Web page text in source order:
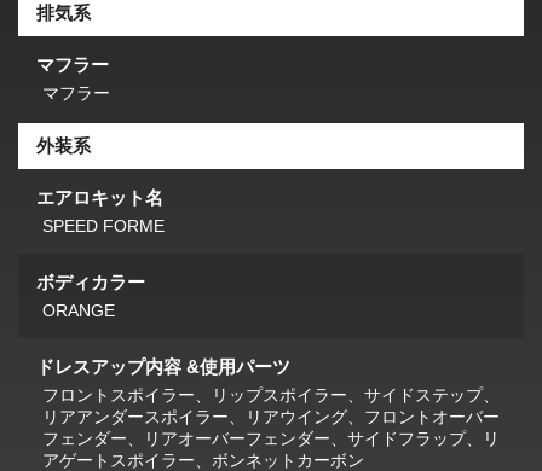
排気系
マフラー
マフラー
外装系
エアロキット名
SPEED FORME
ボディカラー
ORANGE
ドレスアップ内容 &使用パーツ
フロントスポイラー、リップスポイラー、サイドステップ、
リアアンダースポイラー、リアウイング、フロントオーバー
フェンダー、リアオーバーフェンダー、サイドフラップ、リ
アゲートスポイラー、ボンネットカーボン